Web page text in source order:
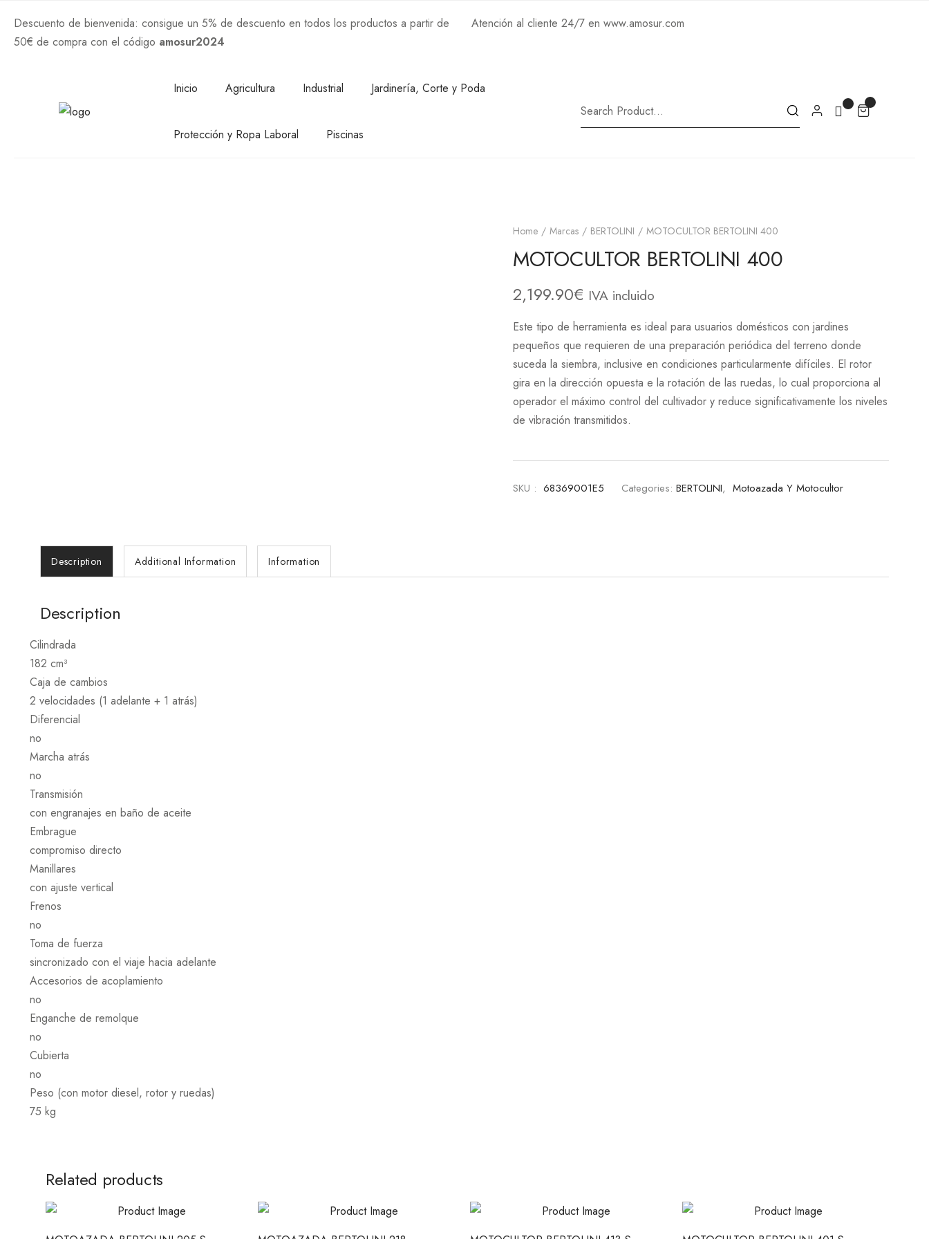
Descuento de bienvenida: consigue un 5% de descuento en todos los productos a partir de
50€ de compra con el código amosur2024
Atención al cliente 24/7 en www.amosur.com
Inicio Agricultura Industrial Jardinería, Corte y Poda
Protección y Ropa Laboral Piscinas
Home Marcas BERTOLINI MOTOCULTOR BERTOLINI 400
MOTOCULTOR BERTOLINI 400
2,199.90€ IVA incluido
Este tipo de herramienta es ideal para usuarios domésticos con jardines
pequeños que requieren de una preparación periódica del terreno donde
suceda la siembra, inclusive en condiciones particularmente difíciles. El rotor
gira en la dirección opuesta e la rotación de las ruedas, lo cual proporciona al
operador el máximo control del cultivador y reduce significativamente los niveles
de vibración transmitidos.
SKU : 68369001E5 Categories: BERTOLINI, Motoazada Y Motocultor
Description Additional Information Information
Description
Cilindrada
182 cm³
Caja de cambios
2 velocidades (1 adelante + 1 atrás)
Diferencial
no
Marcha atrás
no
Transmisión
con engranajes en baño de aceite
Embrague
compromiso directo
Manillares
con ajuste vertical
Frenos
no
Toma de fuerza
sincronizado con el viaje hacia adelante
Accesorios de acoplamiento
no
Enganche de remolque
no
Cubierta
no
Peso (con motor diesel, rotor y ruedas)
75 kg
Related products